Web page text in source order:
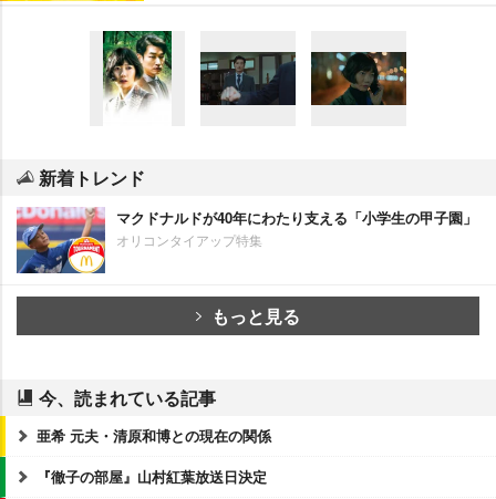
新着トレンド
マクドナルドが40年にわたり支える「小学生の甲子園」
オリコンタイアップ特集
もっと見る
今、読まれている記事
亜希 元夫・清原和博との現在の関係
『徹子の部屋』山村紅葉放送日決定